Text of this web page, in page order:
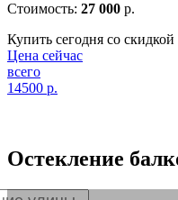
Стоимость: 27 000 р.
Купить сегодня со скидкой
Цена сейчас
всего
14500 р.
Остекление